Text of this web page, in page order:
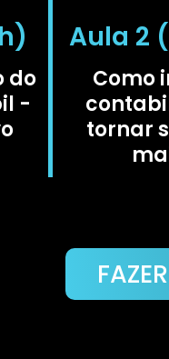
do
-
Aula 2
Como
tornar